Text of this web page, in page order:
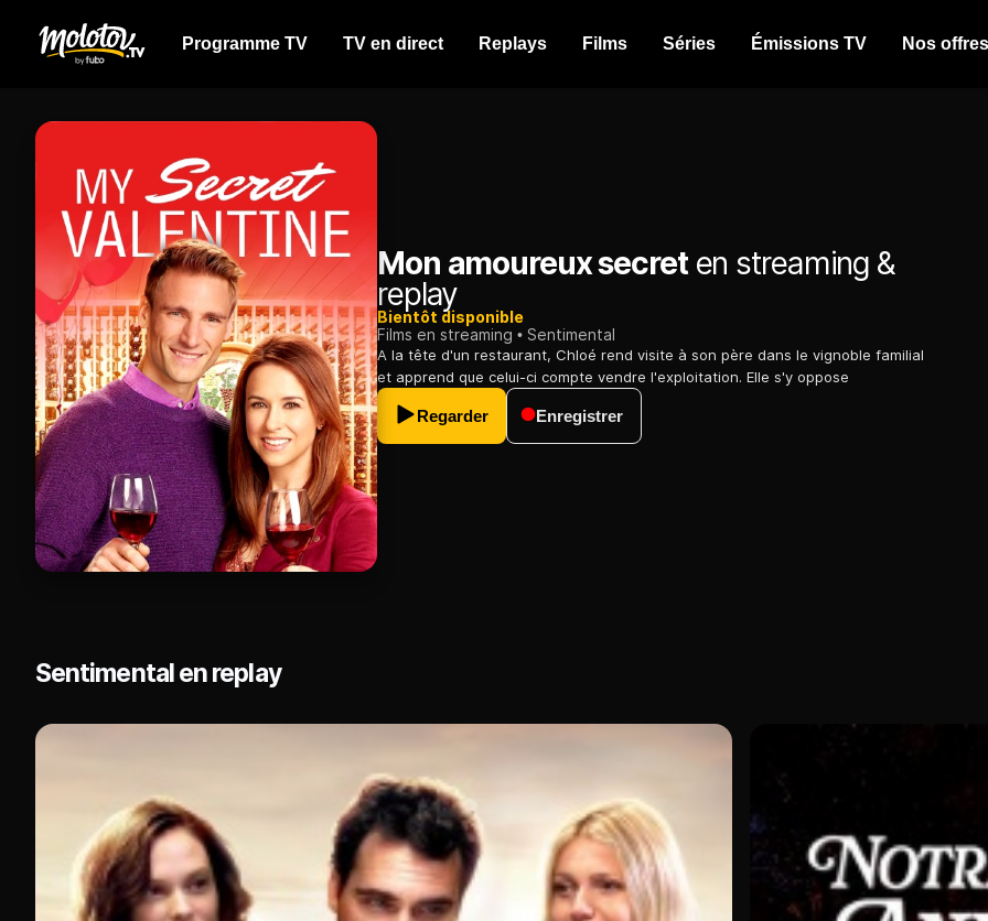
Programme TV TV en direct Replays Films Séries Émissions TV Nos offres
Mon amoureux secreten streaming &
replay
Bientôt disponible
Films en streaming
Sentimental
A la tête d'un restaurant, Chloé rend visite à son père dans le vignoble familial
et apprend que celui-ci compte vendre l'exploitation. Elle s'y oppose
Regarder Enregistrer
Sentimental en replay